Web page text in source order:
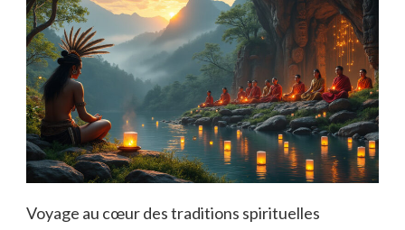
Voyage au cœur des traditions spirituelles